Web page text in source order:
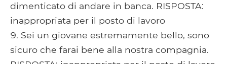
dimenticato di andare in banca. RISPOSTA:
inappropriata per il posto di lavoro
Sei un giovane estremamente bello, sono
sicuro che farai bene alla nostra compagnia.